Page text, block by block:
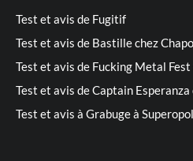
Test et avis de Fugitif
Test et avis de Bastille chez
Test et avis de Fucking Metal
Test et avis de Captain Esperanza
Test et avis à Grabuge à